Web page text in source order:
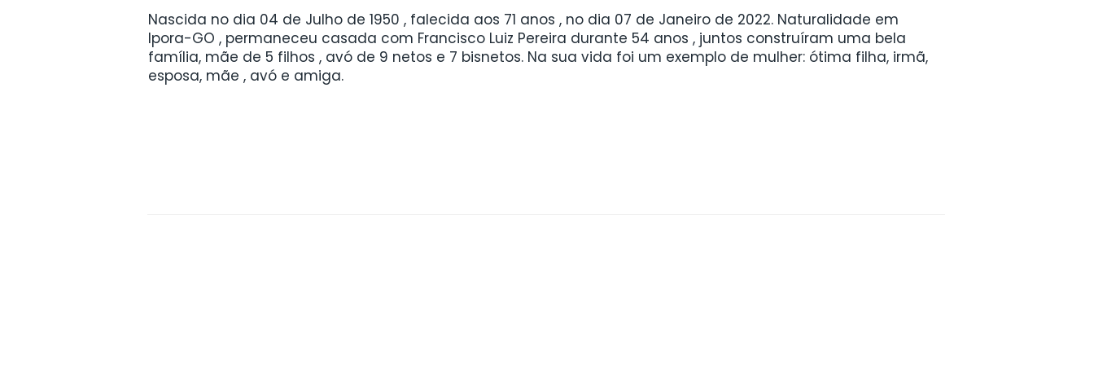
Nascida no dia 04 de Julho de 1950 , falecida aos 71 anos , no dia 07 de Janeiro de 2022. Naturalidade em
Ipora-GO , permaneceu casada com Francisco Luiz Pereira durante 54 anos , juntos construíram uma bela
família, mãe de 5 filhos , avó de 9 netos e 7 bisnetos. Na sua vida foi um exemplo de mulher: ótima filha, irmã,
esposa, mãe , avó e amiga.